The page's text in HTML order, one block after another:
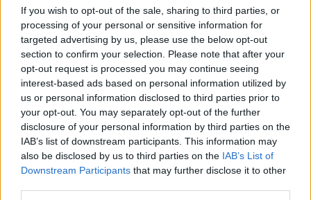
If you wish to opt-out of the sale, sharing to third parties, or
processing of your personal or sensitive information for
targeted advertising by us, please use the below opt-out
section to confirm your selection. Please note that after your
opt-out request is processed you may continue seeing
interest-based ads based on personal information utilized by
us or personal information disclosed to third parties prior to
your opt-out. You may separately opt-out of the further
disclosure of your personal information by third parties on the
IAB’s list of downstream participants. This information may
also be disclosed by us to third parties on the IAB’s List of
Downstream Participants that may further disclose it to other
20 de rețete de salate de vară fără prelucrare termică
06.08.2026